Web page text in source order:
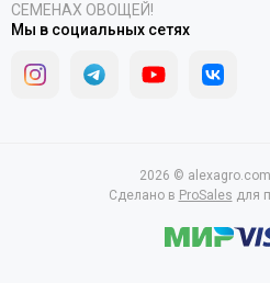
СЕМЕНАХ ОВОЩЕЙ!
Мы в социальных сетях
2026 ©
Сделано в ProSales для